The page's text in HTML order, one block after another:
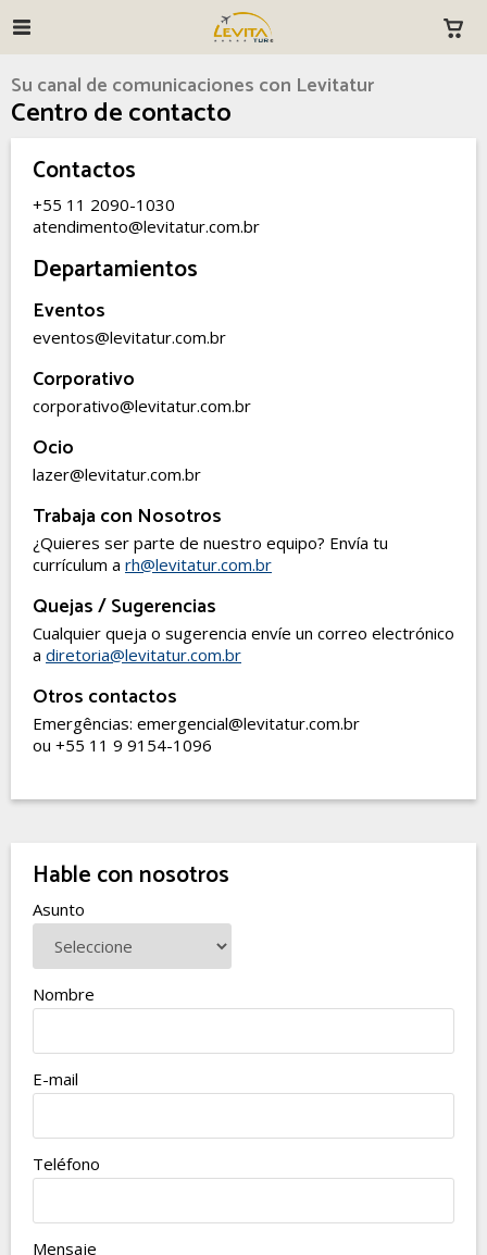
Su canal de comunicaciones con Levitatur
Centro de contacto
Contactos
+55 11 2090-1030
atendimento@levitatur.com.br
Departamientos
Eventos
eventos@levitatur.com.br
Corporativo
corporativo@levitatur.com.br
Ocio
lazer@levitatur.com.br
Trabaja con Nosotros
¿Quieres ser parte de nuestro equipo? Envía tu
currículum a rh@levitatur.com.br
Quejas / Sugerencias
Cualquier queja o sugerencia envíe un correo electrónico
a diretoria@levitatur.com.br
Otros contactos
Emergências: emergencial@levitatur.com.br
ou +55 11 9 9154-1096
Hable con nosotros
Asunto
Nombre
E-mail
Teléfono
Mensaje